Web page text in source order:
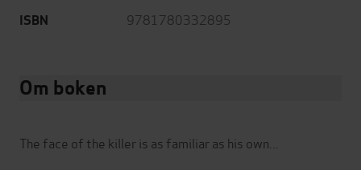
ISBN 9781780332895
Om boken
The face of the killer is as familiar as his own...